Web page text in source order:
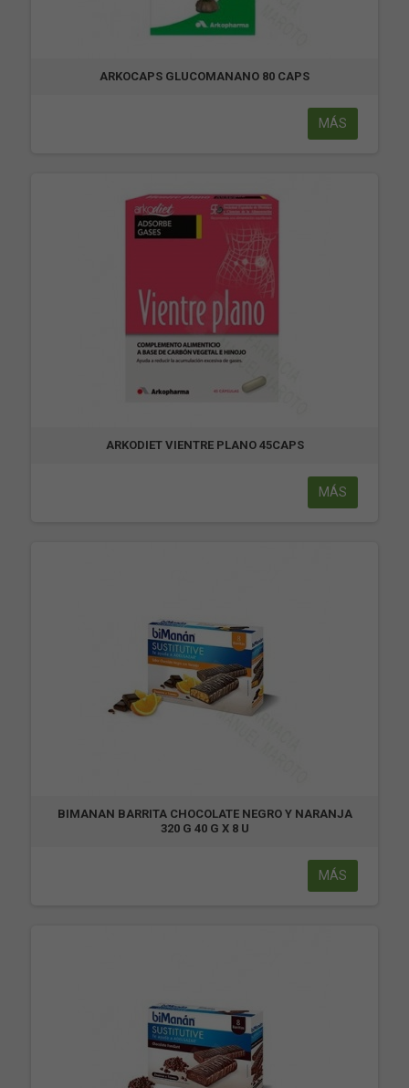
ARKOCAPS GLUCOMANANO 80 CAPS
MÁS
ARKODIET VIENTRE PLANO 45CAPS
MÁS
BIMANAN BARRITA CHOCOLATE NEGRO Y NARANJA
320 G 40 G X 8 U
MÁS